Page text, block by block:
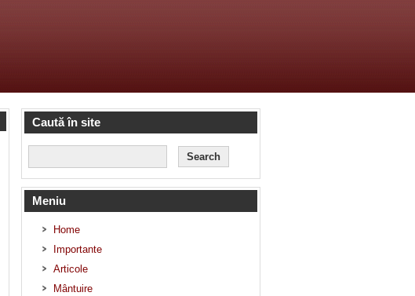
Caută în site
Meniu
Home
Importante
Articole
Mântuire